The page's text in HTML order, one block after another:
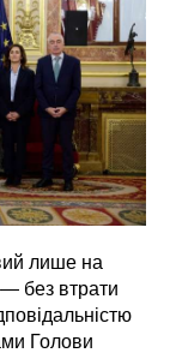
лише на
без втрати
Голови